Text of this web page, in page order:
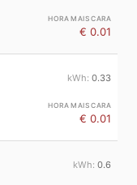
€ 0.01
0.33
€ 0.01
0.6